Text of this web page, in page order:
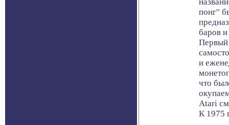
понг"
баров и
Первый
и
что
Atari
К 1975